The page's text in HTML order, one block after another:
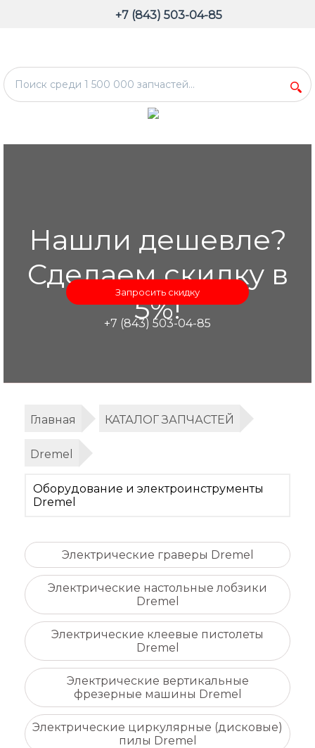
+7 (843) 503-04-85
Нашли дешевле?
Сделаем скидку в
5%!
Запросить скидку
+7 (843) 503-04-85
Главная КАТАЛОГ ЗАПЧАСТЕЙ
Dremel
Оборудование и электроинструменты
Dremel
Электрические граверы Dremel
Электрические настольные лобзики
Dremel
Электрические клеевые пистолеты
Dremel
Электрические вертикальные
фрезерные машины Dremel
Электрические циркулярные (дисковые)
пилы Dremel